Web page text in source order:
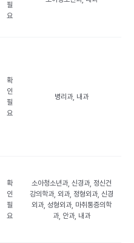
필
요
확
인
필
요
병리과, 내과
확
인
필
요
소아청소년과, 신경과, 정신건
강의학과, 외과, 정형외과, 신경
외과, 성형외과, 마취통증의학
과, 안과, 내과